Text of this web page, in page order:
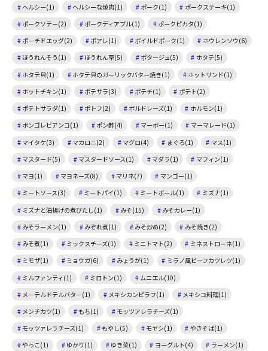
ヘルシー(1)
ヘルシーな焼肉(1) ポーク(1)
ポークステーキ(1)
ポークソテー(2)
ポークディアブル(1)
ポークピカタ(1)
ポーチドエッグ(2)
ポアレ(1) ボイルドポーク(1)
ホウレンソウ(6)
ほうれんそう(1)
ほうれん草(5) ポタージュ(5)
ホタテ(5)
ホタテ貝(1)
ホタテ貝のガーリックバター焼き(1)
ホットサンド(1)
ホットチキン(1)
ポテサラ(3) ポテチ(1)
ポテト(2)
ポテトサラダ(1)
ポトフ(2) ボルドレーズ(1)
ホルモン(1)
ボンゴレビアンコ(1)
ポン酢(4) マーボー(1)
マーマレード(1)
マイタケ(3)
マカロニ(2) マグロ(4) まぐろ(1)
マス(1)
マスタード(5)
マスタードソース(1) マダラ(1)
マフィン(1)
マヨ(1)
マヨネーズ(8) マリネ(7)
マンゴー(1)
ミートソース(3)
ミートパイ(1) ミートボール(1)
ミズナ(1)
ミズナと油揚げの煮びたし(1)
みそ(15)
みそカレー(1)
みそラーメン(1)
みぞれ煮(1) みそ炒め(2)
みそ焼き(2)
みそ煮(1)
ミックスチーズ(1) ミニトマト(2)
ミネストローネ(1)
ミモザ(1)
ミョウガ(6) みょうが(1)
ミラノ風ビーフカツレツ(1)
ミルファンティ(1)
ミロトン(1)
ムニエル(10)
メーテルドテルバター(1)
メキシカンピラフ(1)
メキシコ料理(1)
メンチカツ(1)
もち(1)
モッツアレラチーズ(1)
モッツァレラチーズ(1)
もやし(5) モヤシ(1)
やきそば(1)
やっこ(1)
ゆかり(1) ゆき菜(1) ヨーグルト(4)
ラーメン(1)